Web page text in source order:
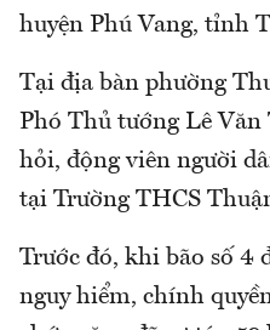
huyện Phú Vang, tỉnh
Tại địa bàn phường
Phó Thủ tướng Lê
hỏi, động viên người
tại Trường THCS
Trước đó, khi bão số 4
nguy hiểm, chính